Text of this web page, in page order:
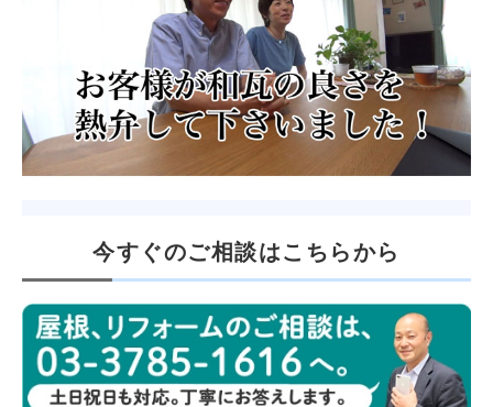
今すぐのご相談はこちらから